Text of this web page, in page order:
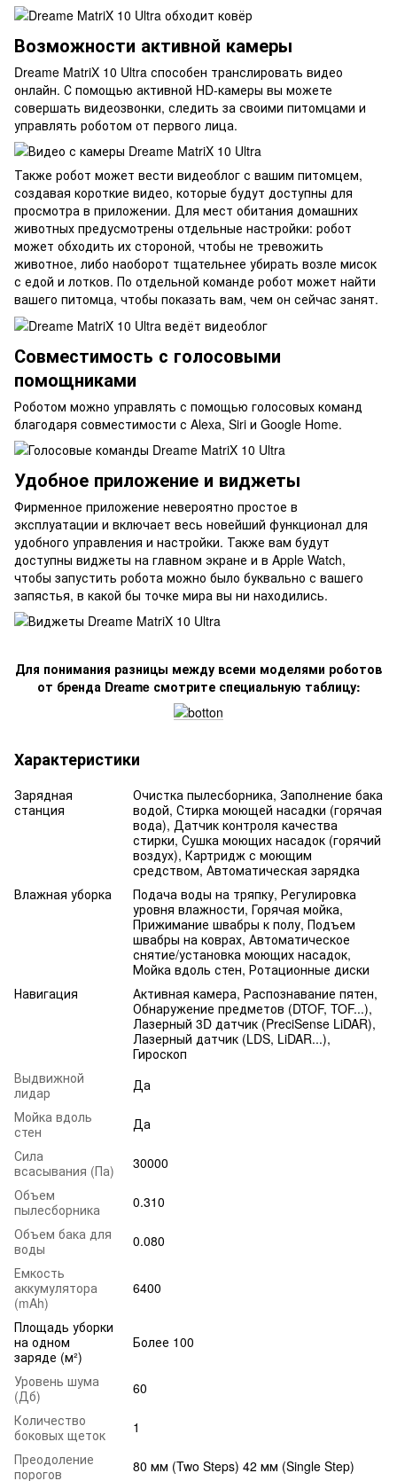
Возможности активной камеры
Dreame MatriX 10 Ultra способен транслировать видео
онлайн. С помощью активной HD-камеры вы можете
совершать видеозвонки, следить за своими питомцами и
управлять роботом от первого лица.
Также робот может вести видеоблог с вашим питомцем,
создавая короткие видео, которые будут доступны для
просмотра в приложении. Для мест обитания домашних
животных предусмотрены отдельные настройки: робот
может обходить их стороной, чтобы не тревожить
животное, либо наоборот тщательнее убирать возле мисок
с едой и лотков. По отдельной команде робот может найти
вашего питомца, чтобы показать вам, чем он сейчас занят.
Совместимость с голосовыми
помощниками
Роботом можно управлять с помощью голосовых команд
благодаря совместимости с Alexa, Siri и Google Home.
Удобное приложение и виджеты
Фирменное приложение невероятно простое в
эксплуатации и включает весь новейший функционал для
удобного управления и настройки. Также вам будут
доступны виджеты на главном экране и в Apple Watch,
чтобы запустить робота можно было буквально с вашего
запястья, в какой бы точке мира вы ни находились.
Для понимания разницы между всеми моделями роботов
от бренда Dreame смотрите специальную таблицу:
Характеристики
Зарядная
станция
Очистка пылесборника, Заполнение бака
водой, Стирка моющей насадки (горячая
вода), Датчик контроля качества
стирки, Сушка моющих насадок (горячий
воздух), Картридж с моющим
средством, Автоматическая зарядка
Влажная уборка
Подача воды на тряпку, Регулировка
уровня влажности, Горячая мойка,
Прижимание швабры к полу, Подъем
швабры на коврах, Автоматическое
снятие/установка моющих насадок,
Мойка вдоль стен, Ротационные диски
Навигация
Активная камера, Распознавание пятен,
Обнаружение предметов (DTOF, TOF...),
Лазерный 3D датчик (PreciSense LiDAR),
Лазерный датчик (LDS, LiDAR...),
Гироскоп
Выдвижной
лидар
Да
Мойка вдоль
стен
Да
Сила
всасывания (Па)
30000
Объем
пылесборника
0.310
Объем бака для
воды
0.080
Емкость
аккумулятора
(mAh)
6400
Площадь уборки
на одном
заряде (м²)
Более 100
Уровень шума
(Дб)
60
Количество
боковых щеток
1
Преодоление
порогов
80 мм (Two Steps) 42 мм (Single Step)